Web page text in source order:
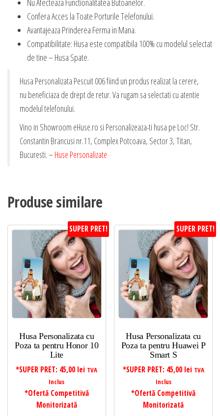
Confera Acces la Toate Porturile Telefonului.
Avantajeaza Prinderea Ferma in Mana.
Compatibilitate: Husa este compatibila 100% cu modelul selectat
de tine – Husa Spate.
Husa Personalizata Pescuit 006 fiind un produs realizat la cerere,
nu beneficiaza de drept de retur. Va rugam sa selectati cu atentie
modelul telefonului.
Vino in Showroom eHuse.ro si Personalizeaza-ti husa pe Loc! Str.
Constantin Brancusi nr.11, Complex Potcoava, Sector 3, Titan,
Bucuresti. – Huse Personalizate
Produse similare
SUPER PRET!
Husa Personalizata cu
Poza ta pentru Honor 10
Lite
*SUPER PRET: 45,00 lei TVA
Inclus
*Ofertă Competitivă
Monitorizată
SUPER PRET!
Husa Personalizata cu
Poza ta pentru Huawei P
Smart S
*SUPER PRET: 45,00 lei TVA
Inclus
*Ofertă Competitivă
Monitorizată